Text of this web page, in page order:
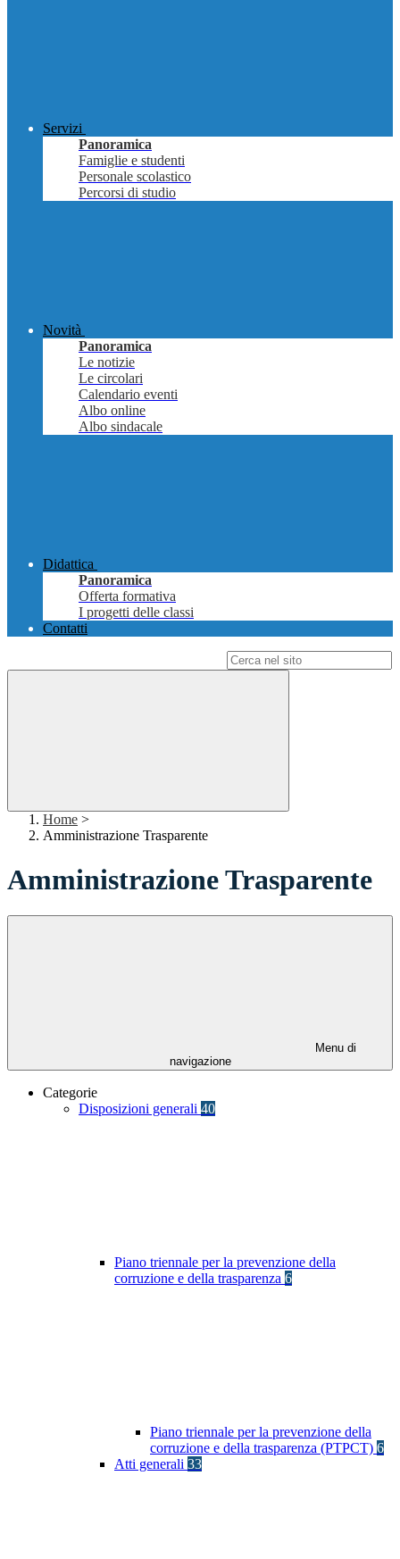
Servizi
Panoramica
Famiglie e studenti
Personale scolastico
Percorsi di studio
Novità
Panoramica
Le notizie
Le circolari
Calendario eventi
Albo online
Albo sindacale
Didattica
Panoramica
Offerta formativa
I progetti delle classi
Contatti
Home >
Amministrazione Trasparente
Amministrazione Trasparente
Menu di
navigazione
Categorie
Disposizioni generali 40
Piano triennale per la prevenzione della
corruzione e della trasparenza 6
Piano triennale per la prevenzione della
corruzione e della trasparenza (PTPCT) 6
Atti generali 33